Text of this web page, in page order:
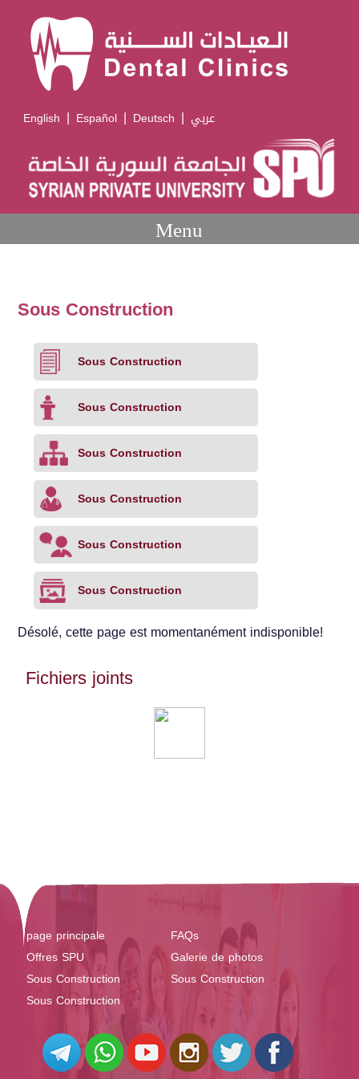
English | Español | Deutsch | عربي
Menu
Sous Construction
Sous Construction
Sous Construction
Sous Construction
Sous Construction
Sous Construction
Sous Construction
Désolé, cette page est momentanément indisponible!
Fichiers joints
page principale
FAQs
Offres SPU
Galerie de photos
Sous Construction
Sous Construction
Sous Construction